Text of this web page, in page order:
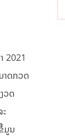
2021
າດກວດ
ວດ
ມູນ